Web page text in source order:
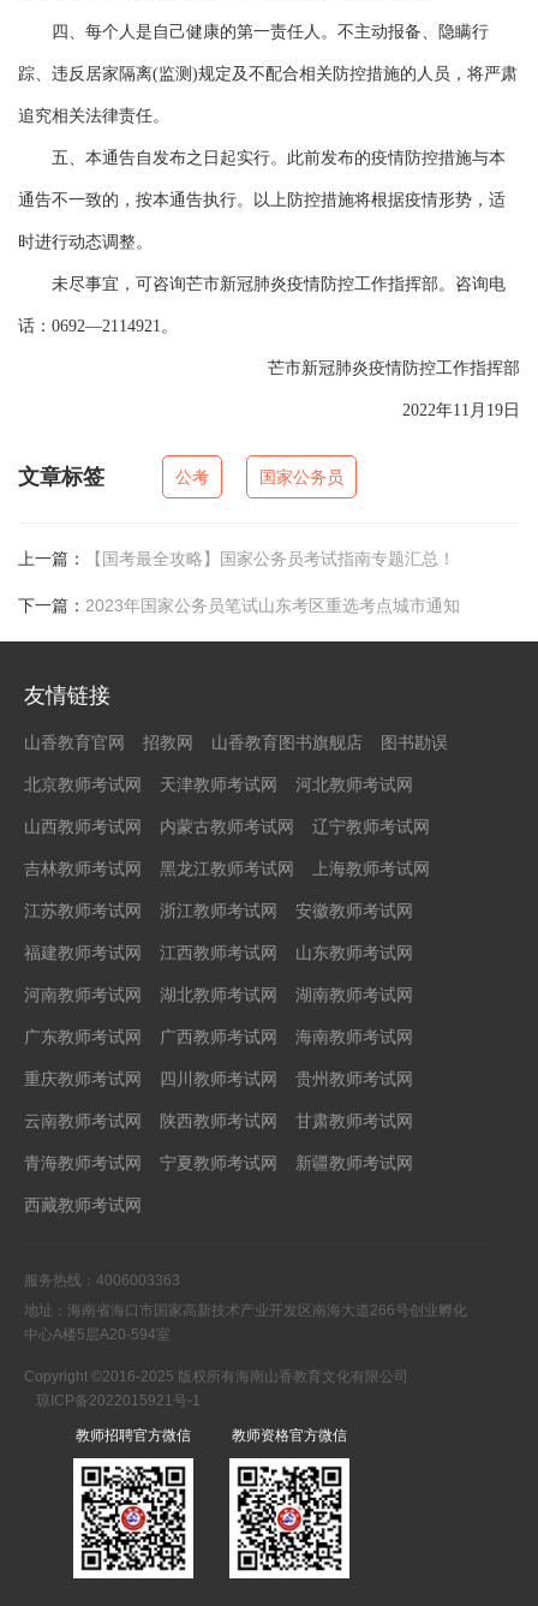
四、每个人是自己健康的第一责任人。不主动报备、隐瞒行
踪、违反居家隔离(监测)规定及不配合相关防控措施的人员，将严肃
追究相关法律责任。
五、本通告自发布之日起实行。此前发布的疫情防控措施与本
通告不一致的，按本通告执行。以上防控措施将根据疫情形势，适
时进行动态调整。
未尽事宜，可咨询芒市新冠肺炎疫情防控工作指挥部。咨询电
话：0692—2114921。
芒市新冠肺炎疫情防控工作指挥部
2022年11月19日
文章标签 公考 国家公务员
上一篇： 【国考最全攻略】国家公务员考试指南专题汇总！
下一篇： 2023年国家公务员笔试山东考区重选考点城市通知
友情链接
山香教育官网 招教网 山香教育图书旗舰店 图书勘误
北京教师考试网 天津教师考试网 河北教师考试网
山西教师考试网 内蒙古教师考试网 辽宁教师考试网
吉林教师考试网 黑龙江教师考试网 上海教师考试网
江苏教师考试网 浙江教师考试网 安徽教师考试网
福建教师考试网 江西教师考试网 山东教师考试网
河南教师考试网 湖北教师考试网 湖南教师考试网
广东教师考试网 广西教师考试网 海南教师考试网
重庆教师考试网 四川教师考试网 贵州教师考试网
云南教师考试网 陕西教师考试网 甘肃教师考试网
青海教师考试网 宁夏教师考试网 新疆教师考试网
西藏教师考试网
服务热线：4006003363
地址：海南省海口市国家高新技术产业开发区南海大道266号创业孵化
中心A楼5层A20-594室
Copyright ©2016-2025 版权所有海南山香教育文化有限公司
琼ICP备2022015921号-1
教师招聘官方微信 教师资格官方微信